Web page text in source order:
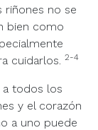
riñones no se
bien como
cuidarlos. 2-4
a todos los
y el corazón
a uno puede